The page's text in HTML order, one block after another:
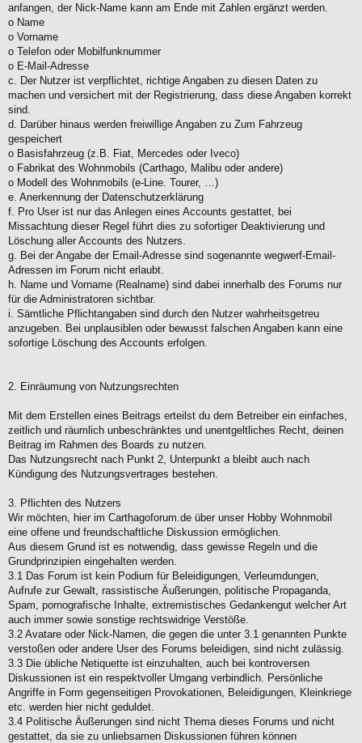
anfangen, der Nick-Name kann am Ende mit Zahlen ergänzt werden.
o Name
o Vorname
o Telefon oder Mobilfunknummer
o E-Mail-Adresse
c. Der Nutzer ist verpflichtet, richtige Angaben zu diesen Daten zu
machen und versichert mit der Registrierung, dass diese Angaben korrekt
sind.
d. Darüber hinaus werden freiwillige Angaben zu Zum Fahrzeug
gespeichert
o Basisfahrzeug (z.B. Fiat, Mercedes oder Iveco)
o Fabrikat des Wohnmobils (Carthago, Malibu oder andere)
o Modell des Wohnmobils (e-Line. Tourer, …)
e. Anerkennung der Datenschutzerklärung
f. Pro User ist nur das Anlegen eines Accounts gestattet, bei
Missachtung dieser Regel führt dies zu sofortiger Deaktivierung und
Löschung aller Accounts des Nutzers.
g. Bei der Angabe der Email-Adresse sind sogenannte wegwerf-Email-
Adressen im Forum nicht erlaubt.
h. Name und Vorname (Realname) sind dabei innerhalb des Forums nur
für die Administratoren sichtbar.
i. Sämtliche Pflichtangaben sind durch den Nutzer wahrheitsgetreu
anzugeben. Bei unplausiblen oder bewusst falschen Angaben kann eine
sofortige Löschung des Accounts erfolgen.
2. Einräumung von Nutzungsrechten
Mit dem Erstellen eines Beitrags erteilst du dem Betreiber ein einfaches,
zeitlich und räumlich unbeschränktes und unentgeltliches Recht, deinen
Beitrag im Rahmen des Boards zu nutzen.
Das Nutzungsrecht nach Punkt 2, Unterpunkt a bleibt auch nach
Kündigung des Nutzungsvertrages bestehen.
3. Pflichten des Nutzers
Wir möchten, hier im Carthagoforum.de über unser Hobby Wohnmobil
eine offene und freundschaftliche Diskussion ermöglichen.
Aus diesem Grund ist es notwendig, dass gewisse Regeln und die
Grundprinzipien eingehalten werden.
3.1 Das Forum ist kein Podium für Beleidigungen, Verleumdungen,
Aufrufe zur Gewalt, rassistische Äußerungen, politische Propaganda,
Spam, pornografische Inhalte, extremistisches Gedankengut welcher Art
auch immer sowie sonstige rechtswidrige Verstöße.
3.2 Avatare oder Nick-Namen, die gegen die unter 3.1 genannten Punkte
verstoßen oder andere User des Forums beleidigen, sind nicht zulässig.
3.3 Die übliche Netiquette ist einzuhalten, auch bei kontroversen
Diskussionen ist ein respektvoller Umgang verbindlich. Persönliche
Angriffe in Form gegenseitigen Provokationen, Beleidigungen, Kleinkriege
etc. werden hier nicht geduldet.
3.4 Politische Äußerungen sind nicht Thema dieses Forums und nicht
gestattet, da sie zu unliebsamen Diskussionen führen können